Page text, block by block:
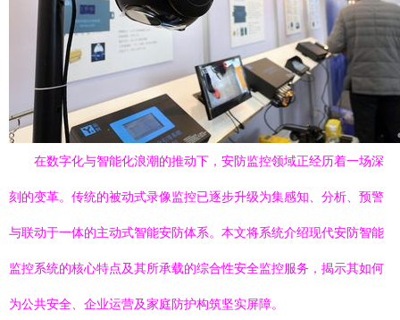
在数字化与智能化浪潮的推动下，安防监控领域正经历着一场深
刻的变革。传统的被动式录像监控已逐步升级为集感知、分析、预警
与联动于一体的主动式智能安防体系。本文将系统介绍现代安防智能
监控系统的核心特点及其所承载的综合性安全监控服务，揭示其如何
为公共安全、企业运营及家庭防护构筑坚实屏障。